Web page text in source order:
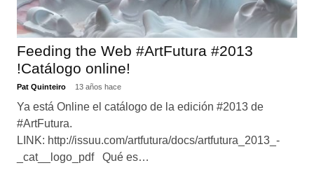
Feeding the Web #ArtFutura #2013
!Catálogo online!
Pat Quinteiro 13 años hace
Ya está Online el catálogo de la edición #2013 de
#ArtFutura.
LINK: http://issuu.com/artfutura/docs/artfutura_2013_-
_cat__logo_pdf Qué es…